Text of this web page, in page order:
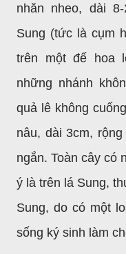
nhăn nheo, dài
Sung (tức là cụm
trên một đế hoa
những nhánh
quả lê không
nâu, dài 3cm,
ngắn. Toàn cây có
ý là trên lá Sung,
Sung, do có một
sống ký sinh làm